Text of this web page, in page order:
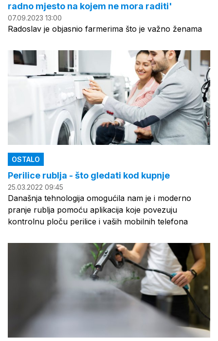
radno mjesto na kojem ne mora raditi'
07.09.2023 13:00
Radoslav je objasnio farmerima što je važno ženama
OSTALO
Perilice rublja - što gledati kod kupnje
25.03.2022 09:45
Današnja tehnologija omogućila nam je i moderno
pranje rublja pomoću aplikacija koje povezuju
kontrolnu ploču perilice i vaših mobilnih telefona